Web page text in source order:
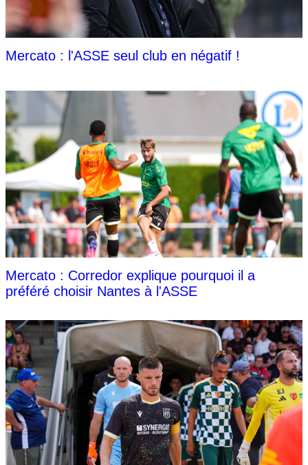
Mercato : l'ASSE seul club en négatif !
Mercato : Corredor explique pourquoi il a
préféré choisir Nantes à l'ASSE